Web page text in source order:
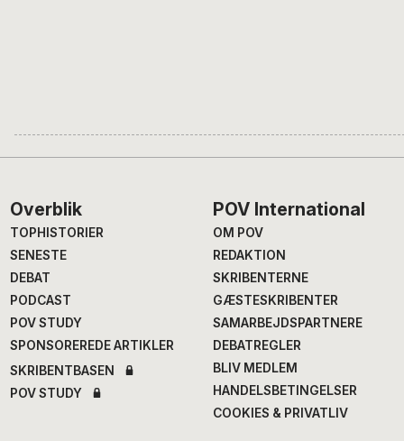
Footer
Overblik
TOPHISTORIER
SENESTE
DEBAT
PODCAST
POV STUDY
SPONSOREREDE ARTIKLER
SKRIBENTBASEN
POV STUDY
POV International
OM POV
REDAKTION
SKRIBENTERNE
GÆSTESKRIBENTER
SAMARBEJDSPARTNERE
DEBATREGLER
BLIV MEDLEM
HANDELSBETINGELSER
COOKIES & PRIVATLIV